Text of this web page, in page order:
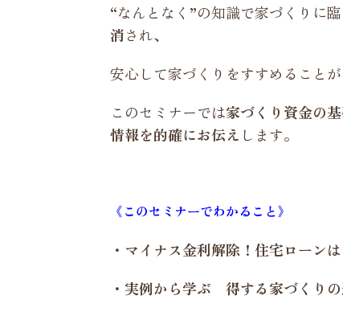
“なんとなく”の知識で家づくりに
消され、
安心して家づくりをすすめることが
このセミナーでは家づくり資金の
情報を的確にお伝え します。
《このセミナーでわかること》
・マイナス金利解除！住宅ローン
・実例から学ぶ 得する家づくり